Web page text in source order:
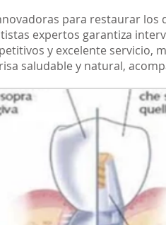
para restaurar los
expertos garantiza
y excelente servicio,
saludable y natural,